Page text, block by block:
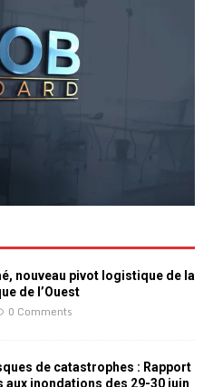
nouveau pivot logistique de la
de l’Ouest
0 Comments
de catastrophes : Rapport
aux inondations des 29-30 juin